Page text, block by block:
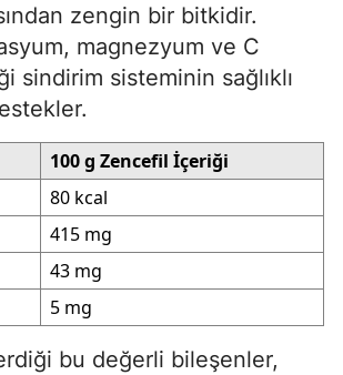
zengin bir bitkidir.
magnezyum ve C
sindirim sisteminin sağlıklı
100 g Zencefil İçeriği
80 kcal
415 mg
43 mg
5 mg
bu değerli bileşenler,